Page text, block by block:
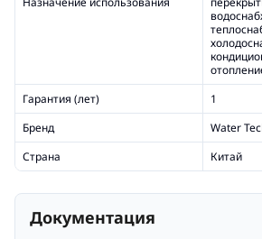
Гарантия (лет)
1
Бренд
Water
Страна
Китай
Документация